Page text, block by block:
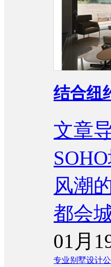
结合纽
文章
风潮
都会
01月
专业别墅设计